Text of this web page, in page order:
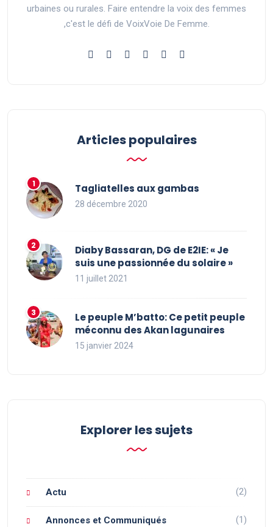
urbaines ou rurales. Faire entendre la voix des femmes
,c'est le défi de VoixVoie De Femme.
Articles populaires
Tagliatelles aux gambas
28 décembre 2020
Diaby Bassaran, DG de E2IE: « Je
suis une passionnée du solaire »
11 juillet 2021
Le peuple M’batto: Ce petit peuple
méconnu des Akan lagunaires
15 janvier 2024
Explorer les sujets
Actu (2)
Annonces et Communiqués (1)